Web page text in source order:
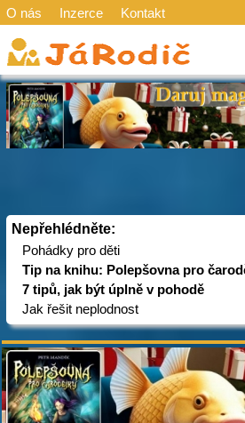
O nás Inzerce Kontakt
Nepřehlédněte:
Pohádky pro děti
Tip na knihu: Polepšovna pro
7 tipů, jak být úplně v pohodě
Jak řešit neplodnost